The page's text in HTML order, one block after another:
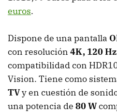
euros.
Dispone de una pantalla
con resolución 4K, 120 Hz
compatibilidad con
Vision. Tiene como
TVy en cuestión de
una potencia de 80 W